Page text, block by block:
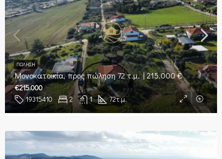
Μονοκατοικία, προς πώληση 72 τ.μ. | 215.000 €
19315410 2 1 72τ.μ.
€215.000
ΠΏΛΗΣΗ